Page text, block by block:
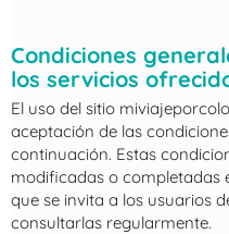
Condiciones
los servicios
El uso del sitio
aceptación de las
continuación. Estas
modificadas o completadas
que se invita a los usuarios
consultarlas regularmente.